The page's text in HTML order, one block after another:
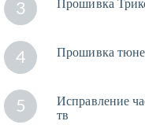
3 Прошивка
4 Прошивка
5
Исправление
тв